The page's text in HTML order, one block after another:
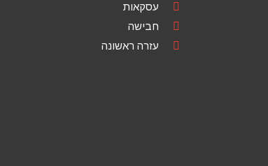
עסקאות
חבישה
עזרה ראשונה